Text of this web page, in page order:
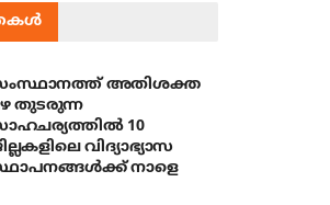
അതിശക്ത
തുടരുന്ന
10
വിദ്യാഭ്യാസ
നാളെ